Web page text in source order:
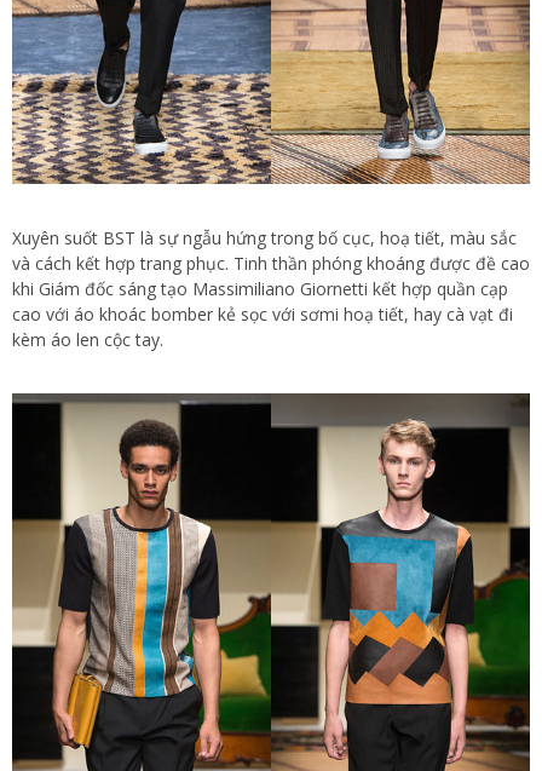
Xuyên suốt BST là sự ngẫu hứng trong bố cục, hoạ tiết, màu sắc
và cách kết hợp trang phục. Tinh thần phóng khoáng được đề cao
khi Giám đốc sáng tạo Massimiliano Giornetti kết hợp quần cạp
cao với áo khoác bomber kẻ sọc với sơmi hoạ tiết, hay cà vạt đi
kèm áo len cộc tay.